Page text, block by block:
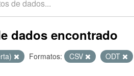
dados encontrado
Formatos: CSV ODT